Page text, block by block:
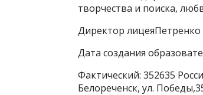
творчества и поиска,
Директор лицеяПетренко
Дата создания
Фактический: 352635
Белореченск, ул.